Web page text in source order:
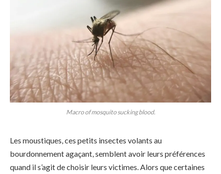
Macro of mosquito sucking blood.
Les moustiques, ces petits insectes volants au
bourdonnement agaçant, semblent avoir leurs préférences
quand il s’agit de choisir leurs victimes. Alors que certaines